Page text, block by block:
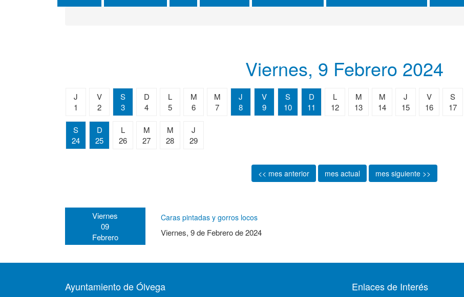
Viernes, 9 Febrero 2024
J
1
V
2
S
3
D
4
L
5
M
6
M
7
J
8
V
9
S
10
D
11
L
12
M
13
M
14
J
15
V
16
S
17
S
24
D
25
L
26
M
27
M
28
J
29
<< mes anterior mes actual mes siguiente >>
Viernes
09
Febrero
Caras pintadas y gorros locos
Viernes, 9 de Febrero de 2024
Ayuntamiento de Ólvega Enlaces de Interés